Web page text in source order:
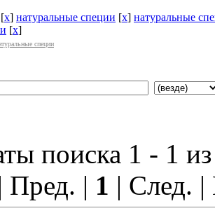
[x] натуральные специи [x] натуральные
[x]
специи
поиска 1 - 1
Пред. | 1 | След.